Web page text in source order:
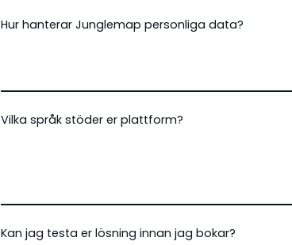
Hur hanterar Junglemap personliga data?
Vilka språk stöder er plattform?
Kan jag testa er lösning innan jag bokar?